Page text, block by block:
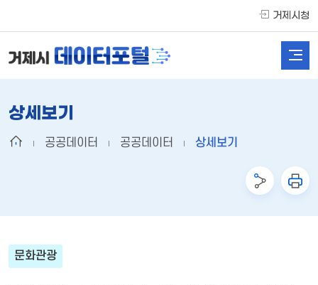
거제시청
상세보기
공공데이터 공공데이터 상세보기
문화관광